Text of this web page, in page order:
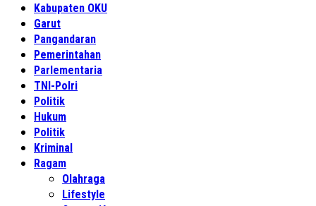
Kabupaten OKU
Garut
Pangandaran
Pemerintahan
Parlementaria
TNI-Polri
Politik
Hukum
Politik
Kriminal
Ragam
Olahraga
Lifestyle